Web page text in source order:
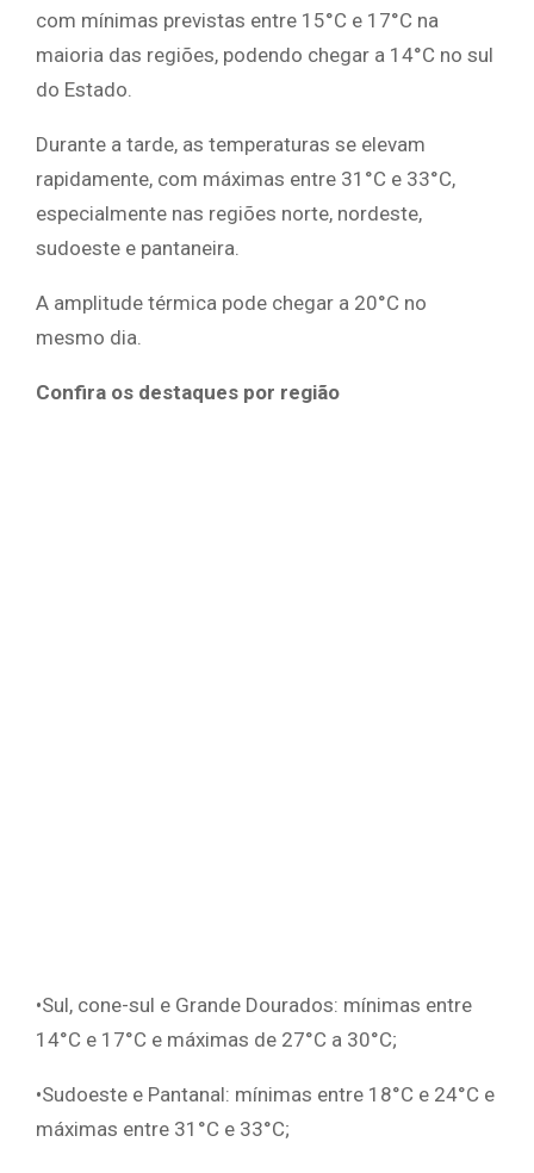
com mínimas previstas entre 15°C e 17°C na
maioria das regiões, podendo chegar a 14°C no sul
do Estado.
Durante a tarde, as temperaturas se elevam
rapidamente, com máximas entre 31°C e 33°C,
especialmente nas regiões norte, nordeste,
sudoeste e pantaneira.
A amplitude térmica pode chegar a 20°C no
mesmo dia.
Confira os destaques por região
•Sul, cone-sul e Grande Dourados: mínimas entre
14°C e 17°C e máximas de 27°C a 30°C;
•Sudoeste e Pantanal: mínimas entre 18°C e 24°C e
máximas entre 31°C e 33°C;